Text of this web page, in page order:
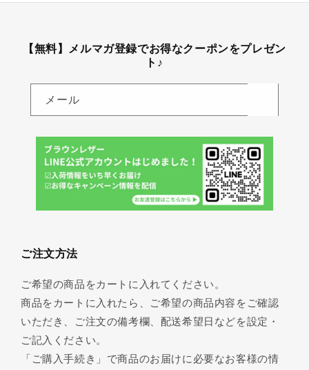
【無料】メルマガ登録でお得なクーポンをプレゼン
ト♪
メール
ご注文方法
ご希望の商品をカートに入れてください。
商品をカートに入れたら、ご希望の商品内容をご確認
いただき、ご注文の備考欄、配送希望日などを設定・
ご記入ください。
「ご購入手続き」で商品のお届けに必要なお客様の情